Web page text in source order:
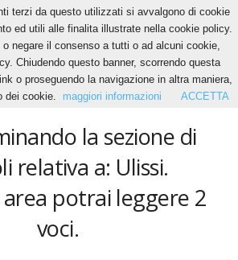
la sezione di
relativa a: Ulissi.
potrai leggere 2
voci.
terzi da questo utilizzati si avvalgono di cookie
ed utili alle finalita illustrate nella cookie policy.
negare il consenso a tutti o ad alcuni cookie,
Chiudendo questo banner, scorrendo questa
o proseguendo la navigazione in altra maniera,
dei cookie.
maggiori informazioni ACCETTA